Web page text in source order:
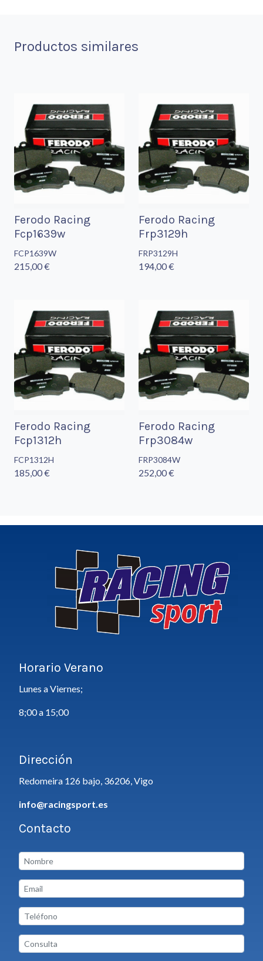
Productos similares
Ferodo Racing
Fcp1639w
FCP1639W
215,00 €
Ferodo Racing
Frp3129h
FRP3129H
194,00 €
Ferodo Racing
Fcp1312h
FCP1312H
185,00 €
Ferodo Racing
Frp3084w
FRP3084W
252,00 €
Horario Verano
Lunes a Viernes;
8;00 a 15;00
Dirección
Redomeira 126 bajo, 36206, Vigo
info@racingsport.es
Contacto